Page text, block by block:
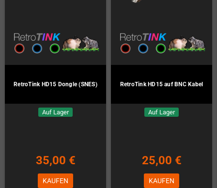
RetroTink HD15 Dongle (SNES)
Auf Lager
35,00 €
KAUFEN
RetroTink HD15 auf BNC Kabel
Auf Lager
25,00 €
KAUFEN